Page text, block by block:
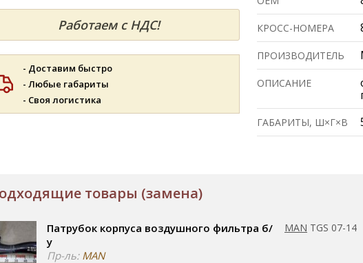
Работаем с НДС!
- Доставим быстро
- Любые габариты
- Своя логистика
КРОСС-НОМЕРА
ПРОИЗВОДИТЕЛЬ
ОПИСАНИЕ
ГАБАРИТЫ, Ш×Г×В
товары (замена)
Патрубок корпуса воздушного фильтра б/
у
Пр-ль:MAN
MAN TGS 07-14